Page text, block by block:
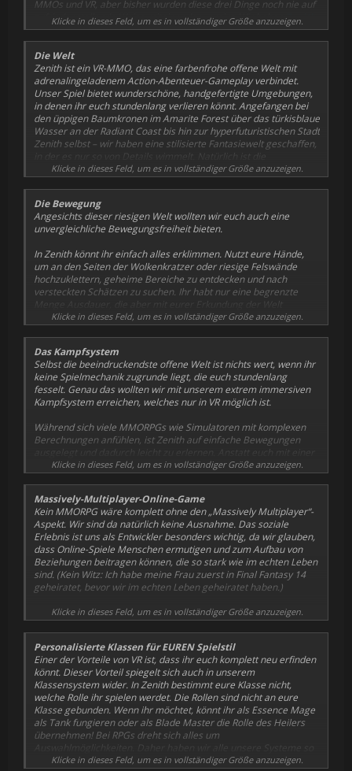
MMOs und VR, aber bisher wurden diese drei Dinge noch nie auf
zufriedenstellende Weise miteinander vereint. Wir habenZenith
entwickelt, weil es genau das Spiel ist, das wir spielen wollen, und
weil wir davon überzeugt sind, dass wir damit nicht alleine sind.
Klicke in dieses Feld, um es in vollständiger Größe anzuzeigen.
Die Welt
Zenith ist ein VR-MMO, das eine farbenfrohe offene Welt mit
adrenalingeladenem Action-Abenteuer-Gameplay verbindet.
Unser Spiel bietet wunderschöne, handgefertigte Umgebungen,
in denen ihr euch stundenlang verlieren könnt. Angefangen bei
den üppigen Baumkronen im Amarite Forest über das türkisblaue
Wasser an der Radiant Coast bis hin zur hyperfuturistischen Stadt
Zenith selbst – wir haben eine stilisierte Fantasiewelt geschaffen,
in der es nur so von Details wimmelt. Natürlich ist die
wunderschöne Landschaft nur ein Grund dafür, warum sich
Zenith wie eine lebendige Welt anfühlt. Wir haben auch viel Zeit in
die Hintergrundgeschichte investiert und die Umgebung mit
komplexen Details zum Leben erweckt.
Mehrere Generationen nach einem kataklysmischen Ereignis,
spannende Geschichte verwickelt und müssen gegen Menschen
und Götter kämpfen, um zu verhindern, dass es erneut zur
Katastrophe kommt. Mit der Kraft von Essence, dem magischen
Lebenselixier aller Lebewesen, werden Spieler beim
einer bunten Mischung aus Champions und Bösewichten.
Klicke in dieses Feld, um es in vollständiger Größe anzuzeigen.
Die Bewegung
Angesichts dieser riesigen Welt wollten wir euch auch eine
unvergleichliche Bewegungsfreiheit bieten.
In Zenith könnt ihr einfach alles erklimmen. Nutzt eure Hände,
um an den Seiten der Wolkenkratzer oder riesige Felswände
hochzuklettern, geheime Bereiche zu entdecken und nach
versteckten Schätzen zu suchen. Ihr habt nur eine begrenzte
Menge Ausdauer, die aber mit eurer Erkundung der Welt
zunimmt. Plant euren Aufstieg daher sorgfältig!
Schwebt mit unserem Gleitsystem durch die Lüfte, um schnell
weit entfernte Gegenden der Karte zu erreichen, euch auf Feinde
zu stürzen oder einfach nur die Aussicht zu genießen.
Klicke in dieses Feld, um es in vollständiger Größe anzuzeigen.
Das Kampfsystem
Selbst die beeindruckendste offene Welt ist nichts wert, wenn ihr
keine Spielmechanik zugrunde liegt, die euch stundenlang
fesselt. Genau das wollten wir mit unserem extrem immersiven
Kampfsystem erreichen, welches nur in VR möglich ist.
Während sich viele MMORPGs wie Simulatoren mit komplexen
Berechnungen anfühlen, ist Zenith auf einfache Bewegungen
ausgelegt und dadurch leicht zu erlernen. Anstatt euch mit einer
Million Formeln zu Schadenswerten vertraut machen zu müssen,
nutzt ihr in unserem Spiel intuitive Mechaniken wie Werfen,
Gegners, lasst euren Stab wie ein Magier auf den Boden krachen
und weicht sogar Pfeilen aus, indem ihr die Zeit verlangsamt.
Die Beherrschung von Klinge und Magie in Zenith erfordert Zeit
und Übung, aber schon bald werdet ihr die perfekte Kombination
aus Angriffen, Blocks und Zaubersprüchen gefunden haben, um
eine Vielzahl mächtiger Gegner zu bekämpfen, die euer Können
auf die Probe stellen werden. Eure Ausdauer wird mit seltenen
den Gipfel der Macht zu erreichen.
Klicke in dieses Feld, um es in vollständiger Größe anzuzeigen.
Massively-Multiplayer-Online-Game
Kein MMORPG wäre komplett ohne den „Massively Multiplayer“-
Aspekt. Wir sind da natürlich keine Ausnahme. Das soziale
Erlebnis ist uns als Entwickler besonders wichtig, da wir glauben,
dass Online-Spiele Menschen ermutigen und zum Aufbau von
Beziehungen beitragen können, die so stark wie im echten Leben
sind. (Kein Witz: Ich habe meine Frau zuerst in Final Fantasy 14
geheiratet, bevor wir im echten Leben geheiratet haben.)
Zenith bietet euch jede Menge Gruppeninhalte, darunter epische
Weltbosse, öffentliche Events und Dungeons. Besonders
anspruchsvolle Inhalte erfordern eine sorgfältige Koordination.
Genau hier kommt unser Gildensystem ins Spiel. Gründet mit
Freunden eure eigene Gilde und macht euch einen Namen oder
schließt euch einer bestehenden Gilde an, um die größten
Herausforderungen von Zenith zu meistern.
Klicke in dieses Feld, um es in vollständiger Größe anzuzeigen.
Personalisierte Klassen für EUREN Spielstil
Einer der Vorteile von VR ist, dass ihr euch komplett neu erfinden
könnt. Dieser Vorteil spiegelt sich auch in unserem
Klassensystem wider. In Zenith bestimmt eure Klasse nicht,
welche Rolle ihr spielen werdet. Die Rollen sind nicht an eure
Klasse gebunden. Wenn ihr möchtet, könnt ihr als Essence Mage
als Tank fungieren oder als Blade Master die Rolle des Heilers
übernehmen! Bei RPGs dreht sich alles um
Auswahlmöglichkeiten. Daher haben wir alle unsere Systeme so
entwickelt, dass sie Spaß machen und überraschende neue
Klicke in dieses Feld, um es in vollständiger Größe anzuzeigen.